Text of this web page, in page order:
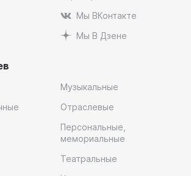
Мы ВКонтакте
Мы В Дзене
Музыкальные
Отраслевые
Персональные,
мемориальные
Театральные